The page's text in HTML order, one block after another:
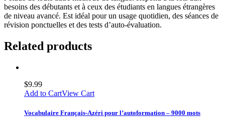
besoins des débutants et à ceux des étudiants en langues étrangères
de niveau avancé. Est idéal pour un usage quotidien, des séances de
révision ponctuelles et des tests d’auto-évaluation.
Related products
$9.99
Add to CartView Cart
Vocabulaire Français-Azéri pour l’autoformation – 9000 mots